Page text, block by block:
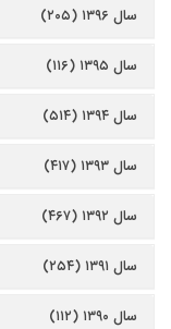
سال ۱۳۹۶ (۲۰۵)
سال ۱۳۹۵ (۱۱۶)
سال ۱۳۹۴ (۵۱۴)
سال ۱۳۹۳ (۴۱۷)
سال ۱۳۹۲ (۴۶۷)
سال ۱۳۹۱ (۲۵۴)
سال ۱۳۹۰ (۱۱۲)